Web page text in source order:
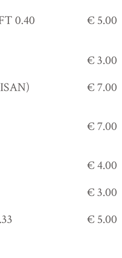
0.40 € 5.00
€ 3.00
€ 7.00
€ 7.00
€ 4.00
€ 3.00
€ 5.00